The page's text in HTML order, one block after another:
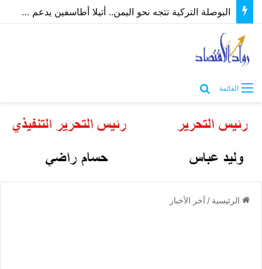
البوصلة التركية تتجه نحو اليمن.. أتيلا أطاسفين يدعم مسارات الشراكة الاقتصادية والاستثمارية
القائمة
الرئيسية / آخر الأخبار